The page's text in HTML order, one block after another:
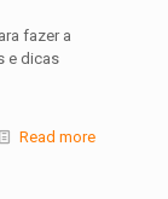
fazer a
e dicas
Read more